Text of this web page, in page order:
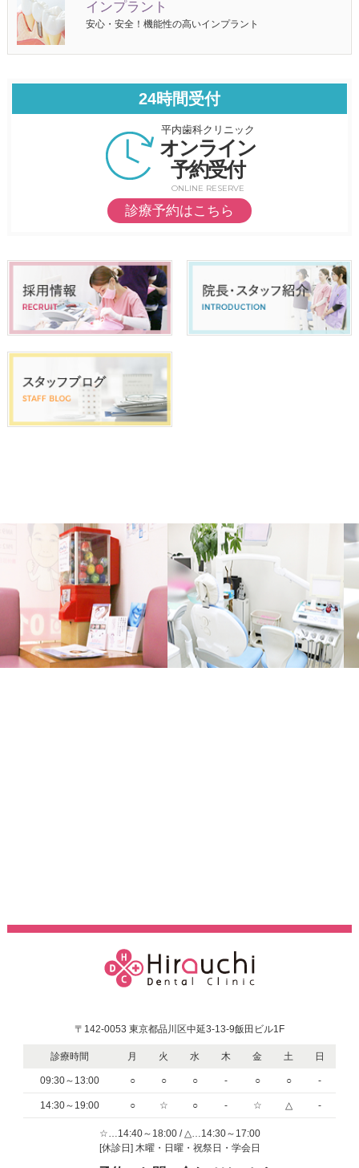
インプラント
安心・安全！機能性の高いインプラント
24時間受付
平内歯科クリニック
オンライン
予約受付
ONLINE RESERVE
診療予約はこちら
〒142-0053 東京都品川区中延3-13-9飯田ビル1F
診療時間 月 火 水 木 金 土 日
09:30～13:00 ○ ○ ○ - ○ ○ -
14:30～19:00 ○ ☆ ○ - ☆ △ -
☆…14:40～18:00 / △…14:30～17:00
[休診日] 木曜・日曜・祝祭日・学会日